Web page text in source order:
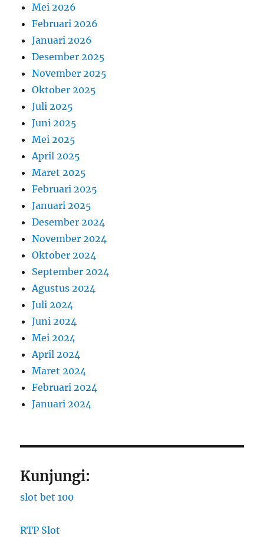
Mei 2026
Februari 2026
Januari 2026
Desember 2025
November 2025
Oktober 2025
Juli 2025
Juni 2025
Mei 2025
April 2025
Maret 2025
Februari 2025
Januari 2025
Desember 2024
November 2024
Oktober 2024
September 2024
Agustus 2024
Juli 2024
Juni 2024
Mei 2024
April 2024
Maret 2024
Februari 2024
Januari 2024
Kunjungi:
slot bet 100
RTP Slot